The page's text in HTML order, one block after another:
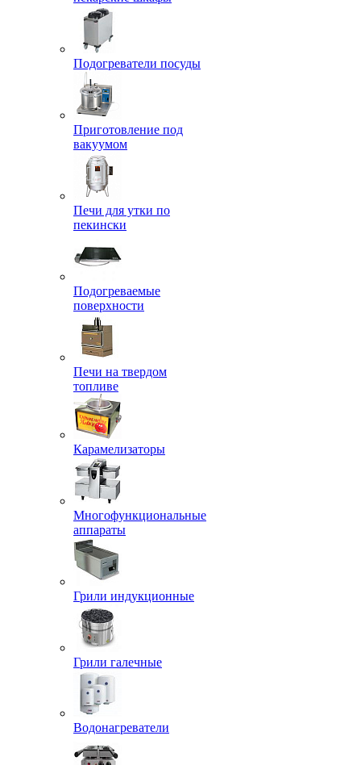
Подогреватели посуды
Приготовление под
вакуумом
Печи для утки по
пекински
Подогреваемые
поверхности
Печи на твердом
топливе
Карамелизаторы
Многофункциональные
аппараты
Грили индукционные
Грили галечные
Водонагреватели